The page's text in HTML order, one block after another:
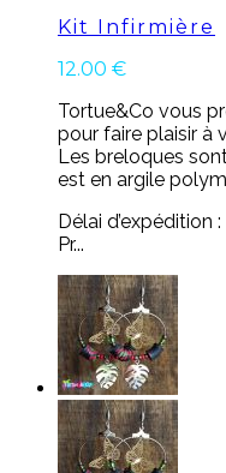
Kit Infirmière
12.00 €
Tortue&Co vous
pour faire plaisir à
Les breloques
est en argile
Délai d’expédition
Pr...